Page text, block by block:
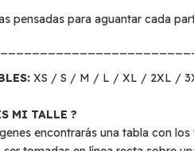
pensadas para aguantar cada
XS / S / M / L / XL / 2XL /
MI TALLE ?
encontrarás una tabla con